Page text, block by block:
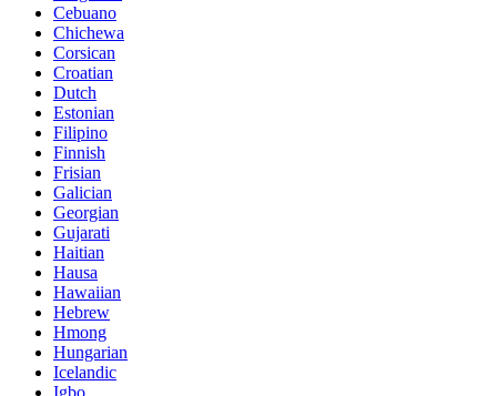
Cebuano
Chichewa
Corsican
Croatian
Dutch
Estonian
Filipino
Finnish
Frisian
Galician
Georgian
Gujarati
Haitian
Hausa
Hawaiian
Hebrew
Hmong
Hungarian
Icelandic